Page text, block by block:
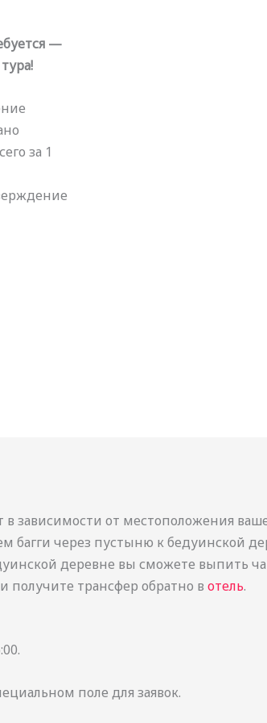
—
за 1
зависимости от местоположения
багги через пустыню к бедуинской
деревне вы сможете выпить
и получите трансфер обратно в отель.
поле для заявок.